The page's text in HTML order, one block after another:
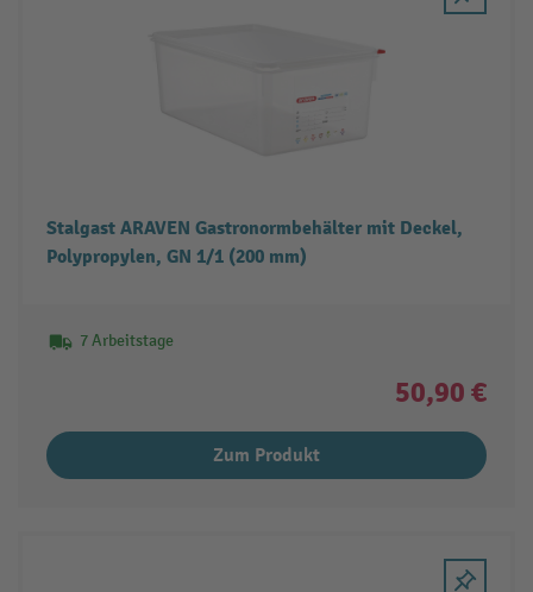
Stalgast ARAVEN Gastronormbehälter mit Deckel,
Polypropylen, GN 1/1 (200 mm)
7 Arbeitstage
50,90 €
Zum Produkt